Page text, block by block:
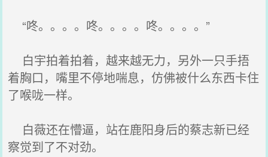
“咚。。。。咚。。。。咚。。。。”
白宇拍着拍着，越来越无力，另外一只手捂
着胸口，嘴里不停地喘息，仿佛被什么东西卡住
了喉咙一样。
白薇还在懵逼，站在鹿阳身后的蔡志新已经
察觉到了不对劲。